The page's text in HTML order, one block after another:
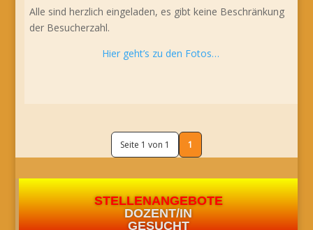
Alle sind herzlich eingeladen, es gibt keine Beschränkung
der Besucherzahl.
Hier geht’s zu den Fotos…
Seite 1 von 1 1
STELLENANGEBOTE
DOZENT/IN
GESUCHT